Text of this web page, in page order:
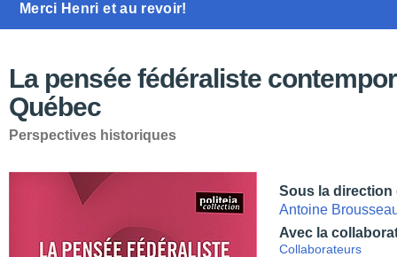
Merci Henri et au revoir!
La pensée fédéraliste
Québec
Perspectives historiques
Sous la direction
Antoine
Avec la
Collaborateurs